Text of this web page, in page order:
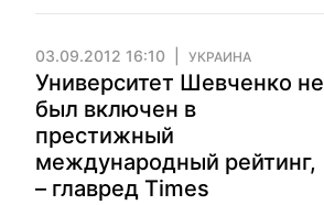
03.09.2012 16:10 УКРАИНА
Университет Шевченко не
был включен в
престижный
международный рейтинг,
– главред Times